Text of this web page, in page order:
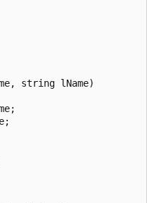
string lName)